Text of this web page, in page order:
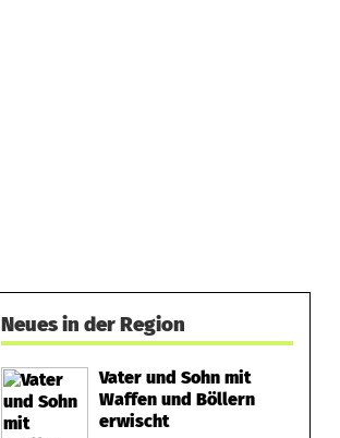
Neues in der Region
Vater und Sohn mit
Waffen und Böllern
erwischt